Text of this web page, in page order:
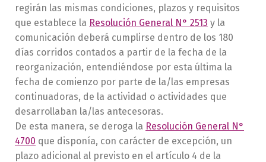
regirán las mismas condiciones, plazos y requisitos
que establece la Resolución General N° 2513 y la
comunicación deberá cumplirse dentro de los 180
días corridos contados a partir de la fecha de la
reorganización, entendiéndose por esta última la
fecha de comienzo por parte de la/las empresas
continuadoras, de la actividad o actividades que
desarrollaban la/las antecesoras.
De esta manera, se deroga la Resolución General N°
4700 que disponía, con carácter de excepción, un
plazo adicional al previsto en el artículo 4 de la